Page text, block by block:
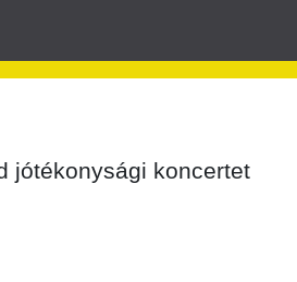
jótékonysági koncertet